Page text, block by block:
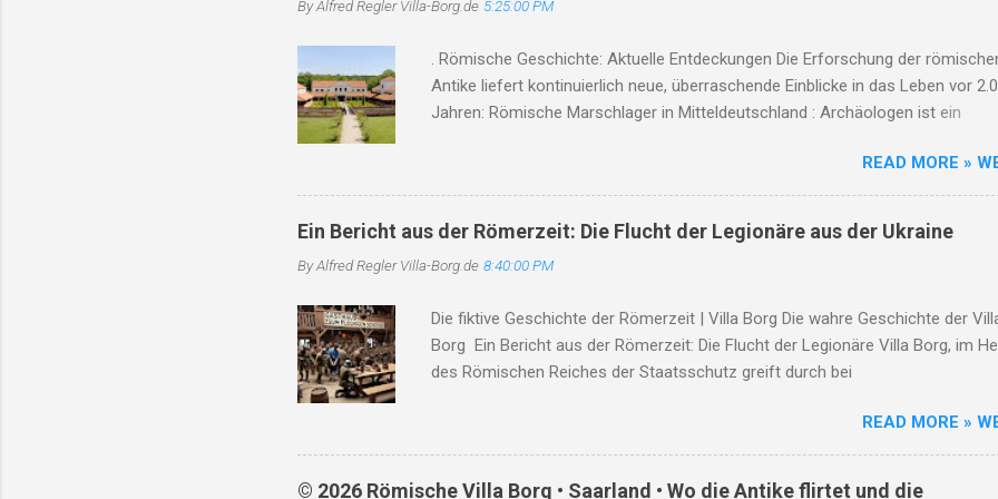
Gesichtern Holzen Franz: Gastwirt und Original, der sich weigerte, das Dorf zu
Werkstatt war Herz und Ohr des Dorfes. Wiederaufbau und Zukunft Nach
Kriegsende began...
By Alfred ReglerVilla-Borg.de 5:25:00 PM
. Römische Geschichte: Aktuelle Entdeckungen Die Erforschung der
Antike liefert kontinuierlich neue, überraschende Einblicke in das Leben vor
Jahren: Römische Marschlager in Mitteldeutschland : Archäologen ist ein
Beweise für die aus Schriftquellen bekannten römischen Vorstöße bis an die
entdeckt. Die hochstandardisierten, temporären Marschlager konnten durch
modernste Prospektionsmethoden nachgewiesen werden. Antike
England haben Forscher Überreste einer rund 2.000 Jahre alten römischen
Austernzucht freigelegt. Dies zeigt einmal mehr, wie hochentwickelt die
Rekonstruktionen in Pompeji : Mithilfe künstlicher Intelligenz und neuer
anthropologischer Analysen gelingt es Wissenschaftlern, die letzten
Opfer des Vesuvausbruchs noch präziser zu rekonstruieren und neue Details
READ MORE »
Ein Bericht aus der Römerzeit: Die Flucht der Legionäre aus der Ukraine
By Alfred ReglerVilla-Borg.de 8:40:00 PM
Die fiktive Geschichte der Römerzeit | Villa Borg Die wahre Geschichte der
Borg Ein Bericht aus der Römerzeit: Die Flucht der Legionäre Villa Borg, im
des Römischen Reiches der Staatsschutz greift durch bei
auf dem Höhepunkt seiner Macht stand, prägten Geschichten von Tapferkeit
Verrat, von Sieg und Niederlage die Epoche. Doch nicht alle Geschichten
die Geschichtsbücher; einige blieben in den Schatten der Geschichte
READ MORE »
© 2026 Römische Villa Borg • Saarland • Wo die Antike flirtet und die